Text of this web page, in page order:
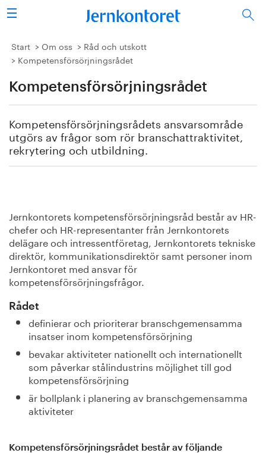
Sök
Stålindustrin
Forskning/utbildning
Energi/miljö
Vi tycker
Bildbank
Om oss
Start Om oss
Råd och utskott
Kompetensförsörjningsrådet
Kompetensförsörjningsrådet
Kompetensförsörjningsrådets ansvarsområde
utgörs av frågor som rör branschattraktivitet,
rekrytering och utbildning.
Jernkontorets kompetensförsörjningsråd består av HR-
chefer och HR-representanter från Jernkontorets
delägare och intressentföretag, Jernkontorets tekniske
direktör, kommunikationsdirektör samt personer inom
Jernkontoret med ansvar för
kompetensförsörjningsfrågor.
Rådet
definierar och prioriterar branschgemensamma
insatser inom kompetensförsörjning
bevakar aktiviteter nationellt och internationellt
som påverkar stålindustrins möjlighet till god
kompetensförsörjning
är bollplank i planering av branschgemensamma
aktiviteter
Kompetensförsörjningsrådet består av följande